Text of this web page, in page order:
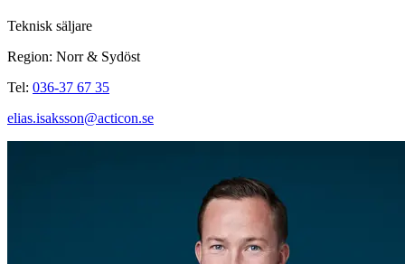
Teknisk säljare
Region: Norr & Sydöst
Tel: 036-37 67 35
elias.isaksson@acticon.se